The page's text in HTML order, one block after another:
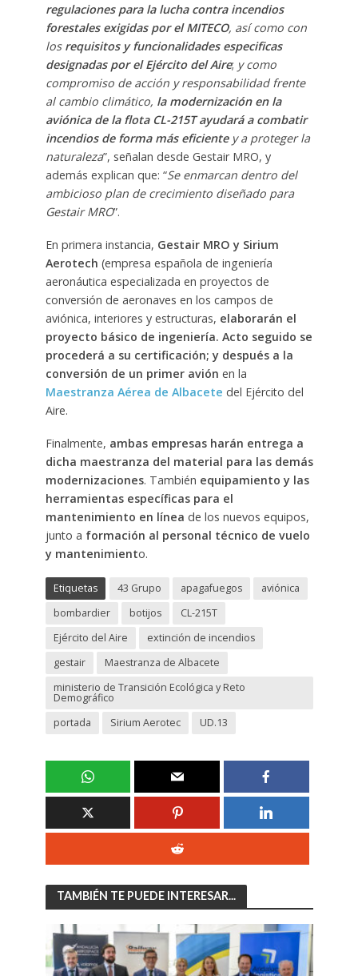
regulaciones para la lucha contra incendios
forestales exigidas por el MITECO, así como con
los requisitos y funcionalidades especificas
designadas por el Ejército del Aire; y como
compromiso de acción y responsabilidad frente
al cambio climático, la modernización en la
aviónica de la flota CL-215T ayudará a combatir
incendios de forma más eficientey a proteger la
naturaleza”, señalan desde Gestair MRO, y
además explican que: “Se enmarcan dentro del
ambicioso plan de crecimiento diseñado para
Gestair MRO”.
En primera instancia, Gestair MRO y Sirium
Aerotech (empresa española de ingeniería
aeronáutica especializada en proyectos de
conversión de aeronaves en los campos de
aviónica, interiores y estructuras, elaborarán el
proyecto básico de ingeniería. Acto seguido se
procederá a su certificación; y después a la
conversión de un primer avión en la
Maestranza Aérea de Albacete del Ejército del
Aire.
Finalmente, ambas empresas harán entrega a
dicha maestranza del material para las demás
modernizaciones. También equipamiento y las
herramientas específicas para el
mantenimiento en línea de los nuevos equipos,
junto a formación al personal técnico de vuelo
y mantenimiento.
Etiquetas 43 Grupo apagafuegos
aviónica
bombardier
botijos
CL-215T
Ejército del Aire
extinción de incendios
gestair
Maestranza de Albacete
ministerio de Transición Ecológica y Reto
Demográfico
portada
Sirium Aerotec UD.13
TAMBIÉN TE PUEDE INTERESAR...